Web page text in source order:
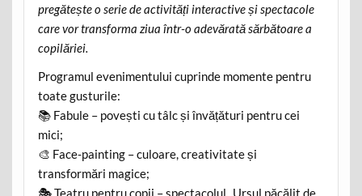
pregătește o serie de activități interactive și spectacole
care vor transforma ziua într-o adevărată sărbătoare a
copilăriei.
Programul evenimentului cuprinde momente pentru
toate gusturile:
📚 Fabule – povești cu tâlc și învățături pentru cei
mici;
🎨 Face-painting – culoare, creativitate și
transformări magice;
🎭 Teatru pentru copii – spectacolul „Ursul păcălit de